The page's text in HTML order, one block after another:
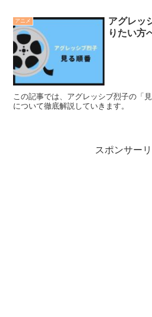
アニメ
アグレッ
りたい方
この記事では、アグレッシブ烈子の「
について徹底解説していきます。
スポンサー